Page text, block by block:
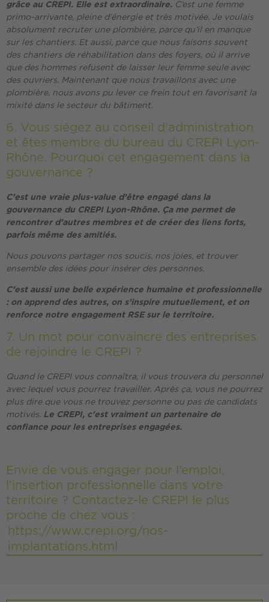
grâce au CREPI. Elle est extraordinaire. C’est une femme
primo-arrivante, pleine d’énergie et très motivée. Je voulais
absolument recruter une plombière, parce qu’il en manque
sur les chantiers. Et aussi, parce que nous faisons souvent
des chantiers de réhabilitation dans des foyers, où il arrive
que des hommes refusent de laisser leur femme seule avec
des ouvriers. Maintenant que nous travaillons avec une
plombière, nous avons pu lever ce frein tout en favorisant la
mixité dans le secteur du bâtiment.
6. Vous siégez au conseil d’administration
et êtes membre du bureau du CREPI Lyon-
Rhône. Pourquoi cet engagement dans la
gouvernance ?
C’est une vraie plus-value d’être engagé dans la
gouvernance du CREPI Lyon-Rhône. Ça me permet de
rencontrer d’autres membres et de créer des liens forts,
parfois même des amitiés.
Nous pouvons partager nos soucis, nos joies, et trouver
ensemble des idées pour insérer des personnes.
C’est aussi une belle expérience humaine et professionnelle
: on apprend des autres, on s’inspire mutuellement, et on
renforce notre engagement RSE sur le territoire.
7. Un mot pour convaincre des entreprises
de rejoindre le CREPI ?
Quand le CREPI vous connaîtra, il vous trouvera du personnel
avec lequel vous pourrez travailler. Après ça, vous ne pourrez
plus dire que vous ne trouvez personne ou pas de candidats
motivés. Le CREPI, c’est vraiment un partenaire de
confiance pour les entreprises engagées.
Envie de vous engager pour l’emploi,
l’insertion professionnelle dans votre
territoire ? Contactez-le CREPI le plus
proche de chez vous :
https://www.crepi.org/nos-
implantations.html